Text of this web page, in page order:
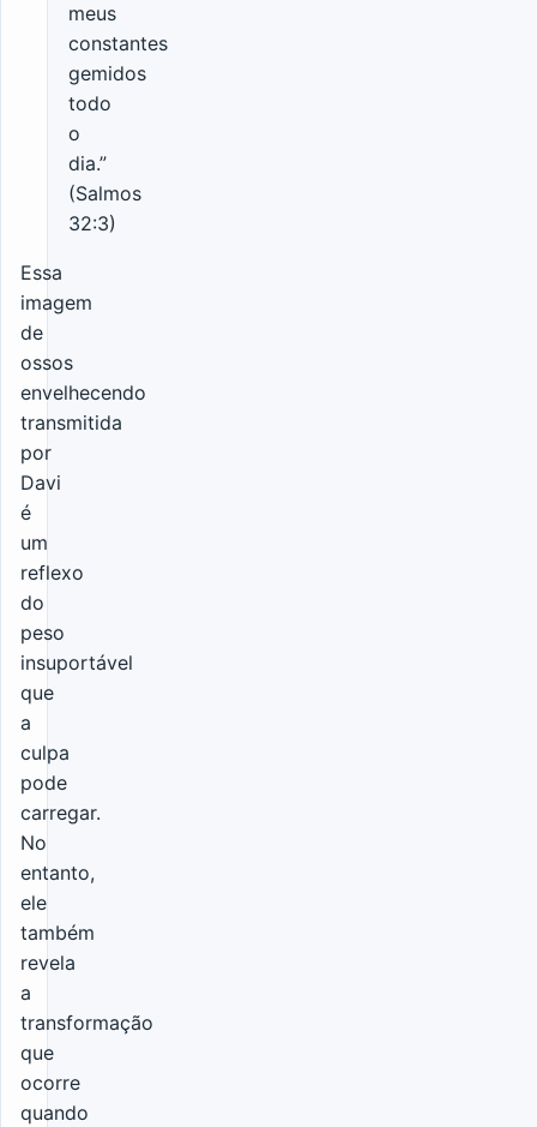
meus
constantes
gemidos
todo
o
dia.”
(Salmos
32:3)
Essa
imagem
de
ossos
envelhecendo
transmitida
por
Davi
é
um
reflexo
do
peso
insuportável
que
a
culpa
pode
carregar.
No
entanto,
ele
também
revela
a
transformação
que
ocorre
quando